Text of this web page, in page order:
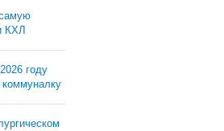
КХЛ
году